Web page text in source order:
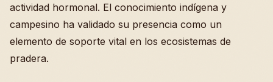
actividad hormonal. El conocimiento indígena y
campesino ha validado su presencia como un
elemento de soporte vital en los ecosistemas de
pradera.